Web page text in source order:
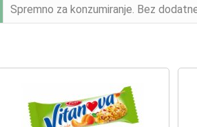
Spremno za konzumiranje. Bez